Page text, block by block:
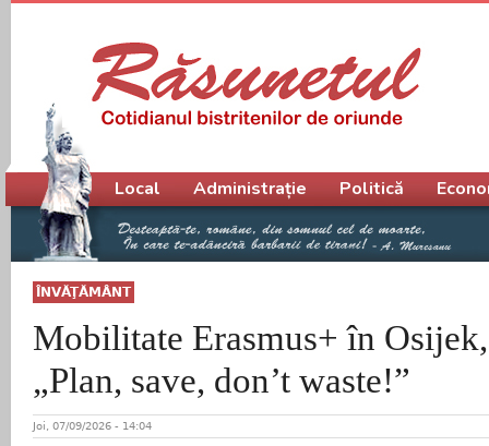
ÎNVĂŢĂMÂNT
Mobilitate Erasmus+ în
„Plan, save, don’t waste!”
Joi, 07/09/2026 - 14:04
Meniu principal
Local Administrație Politică